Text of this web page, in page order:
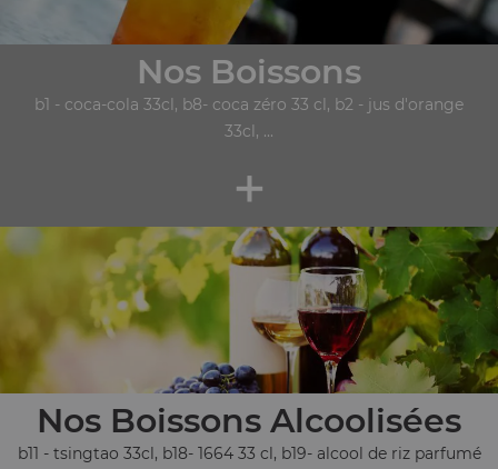
Nos Boissons
b1 - coca-cola 33cl, b8- coca zéro 33 cl, b2 - jus d'orange
33cl, ...
+
Nos Boissons Alcoolisées
b11 - tsingtao 33cl, b18- 1664 33 cl, b19- alcool de riz parfumé